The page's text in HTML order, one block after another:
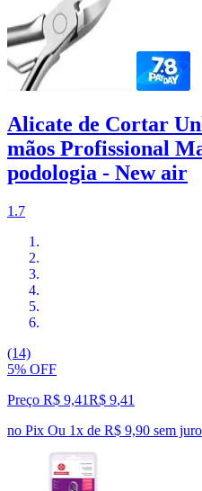
Alicate de Cortar
mãos Profissional
podologia - New air
1.7
(14)
5% OFF
Preço R$ 9,41R$ 9,41
no Pix Ou 1x de R$ 9,90 sem